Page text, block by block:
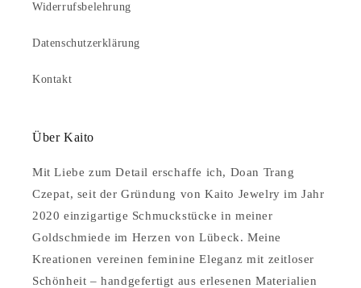
Widerrufsbelehrung
Datenschutzerklärung
Kontakt
Über Kaito
Mit Liebe zum Detail erschaffe ich, Doan Trang
Czepat, seit der Gründung von Kaito Jewelry im Jahr
2020 einzigartige Schmuckstücke in meiner
Goldschmiede im Herzen von Lübeck. Meine
Kreationen vereinen feminine Eleganz mit zeitloser
Schönheit – handgefertigt aus erlesenen Materialien